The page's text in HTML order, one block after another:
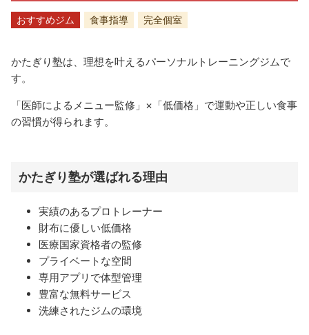
おすすめジム 食事指導 完全個室
かたぎり塾は、理想を叶えるパーソナルトレーニングジムで
す。
「医師によるメニュー監修」×「低価格」で運動や正しい食事
の習慣が得られます。
かたぎり塾が選ばれる理由
実績のあるプロトレーナー
財布に優しい低価格
医療国家資格者の監修
プライベートな空間
専用アプリで体型管理
豊富な無料サービス
洗練されたジムの環境